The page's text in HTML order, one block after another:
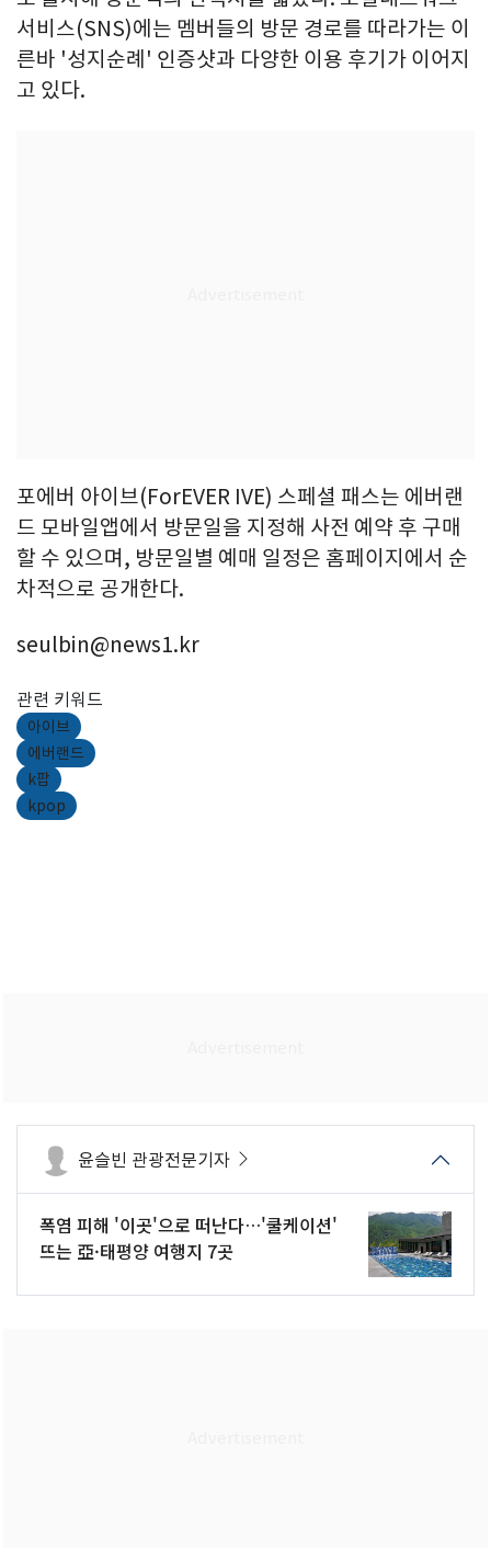
서비스(SNS)에는 멤버들의 방문 경로를 따라가는 이
른바 '성지순례' 인증샷과 다양한 이용 후기가 이어지
고 있다.
포에버 아이브(ForEVER IVE) 스페셜 패스는 에버랜
드 모바일앱에서 방문일을 지정해 사전 예약 후 구매
할 수 있으며, 방문일별 예매 일정은 홈페이지에서 순
차적으로 공개한다.
seulbin@news1.kr
관련 키워드
아이브
에버랜드
k팝
kpop
윤슬빈 관광전문기자
폭염 피해 '이곳'으로 떠난다…'쿨케이션'
뜨는 亞·태평양 여행지 7곳